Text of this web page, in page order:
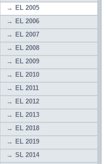
EL 2005
EL 2006
EL 2007
EL 2008
EL 2009
EL 2010
EL 2011
EL 2012
EL 2013
EL 2018
EL 2019
SL 2014